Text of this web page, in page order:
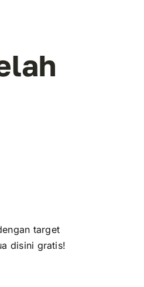
target
disini gratis!